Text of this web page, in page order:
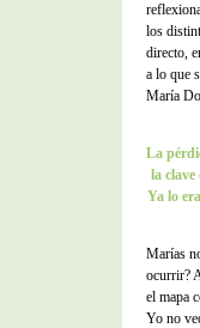
los
directo,
a lo que
María
La
la clave
Ya lo
Marías
ocurrir?
el mapa
Yo no